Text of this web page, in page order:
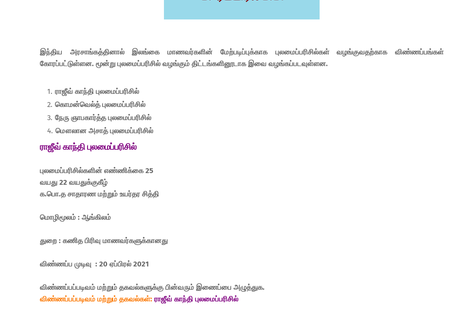
இந்திய அரசாங்கத்தினால் இலங்கை மாணவர்களின் மேற்படிப்புக்காக புலமைப்பரிசில்கள் வழங்குவதற்காக விண்ணப்பங்கள்
கோரப்பட்டுள்ளன. மூன்று புலமைப்பரிசில் வழங்கும் திட்டங்களினூடாக இவை வழங்கப்படவுள்ளன.
ராஜீவ் காந்தி புலமைப்பரிசில்
கொமன்வெல்த் புலமைப்பரிசில்
நேரு ஞாபகார்த்த புலமைப்பரிசில்
மௌலான அசாத் புலமைப்பரிசில்
ராஜீவ் காந்தி புலமைப்பரிசில்
புலமைப்பரிசில்களின் எண்ணிக்கை 25
வயது 22 வயதுக்குகீழ்
க.பொ.த சாதாரண மற்றும் உயர்தர சித்தி
மொழிமூலம் : ஆங்கிலம்
துறை : கணித பிரிவு மாணவர்களுக்கானது
விண்ணப்ப முடிவு : 20 ஏப்பிரல் 2021
விண்ணப்பப்படிவம் மற்றும் தகவல்களுக்கு பின்வரும் இணைப்பை அழுத்துக.
விண்ணப்பப்படிவம் மற்றும் தகவல்கள்: ராஜீவ் காந்தி புலமைப்பரிசில்